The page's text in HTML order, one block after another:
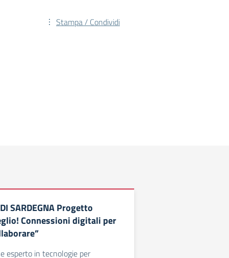
Stampa / Condividi
SARDEGNA Progetto
Connessioni digitali per
esperto in tecnologie per